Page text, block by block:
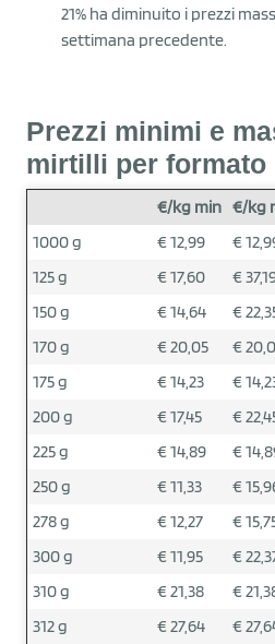
21% ha diminuito i prezzi
settimana precedente.
Prezzi minimi e
mirtilli per formato
€/kg min €/kg
1000 g
€ 12,99
€
125 g
€ 17,60
€
150 g
€ 14,64
€
170 g
€ 20,05
€
175 g
€ 14,23
€
200 g
€ 17,45
€
225 g
€ 14,89
€
250 g
€ 11,33
€
278 g
€ 12,27
€
300 g
€ 11,95
€
310 g
€ 21,38
€
312 g
€ 27,64
€